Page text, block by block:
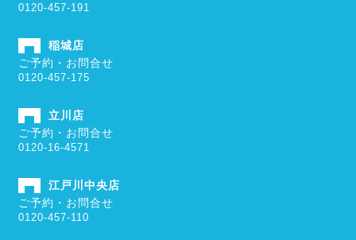
0120-457-191
稲城店
ご予約・お問合せ
0120-457-175
立川店
ご予約・お問合せ
0120-16-4571
江戸川中央店
ご予約・お問合せ
0120-457-110